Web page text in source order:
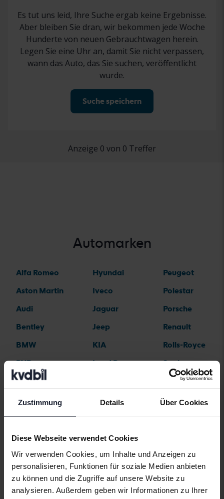
Zustimmung Details Über Cookies
Diese Webseite verwendet Cookies
Wir verwenden Cookies, um Inhalte und Anzeigen zu
personalisieren, Funktionen für soziale Medien anbieten
zu können und die Zugriffe auf unsere Website zu
analysieren. Außerdem geben wir Informationen zu Ihrer
Es tut uns leid, Ihre Suche ergab keine Ergebnisse.
Aber bleiben Sie dran, wir bekommen jede Woche
Hunderte von neuen Gebrauchtwagen herein.
Legen Sie eine Uhr an, damit Sie nicht verpassen,
wann das Auto, das Sie suchen, veröffentlicht
wurde.
Suche speichern
Anzeige 0 von 0 Treffer
Automarken
Alfa Romeo
Aston Martin
Audi
Bentley
BMW
BYD
Cadillac
Chevrolet
Chrysler
Citroen
Dacia
Dodge
Ferrari
Hyundai
Iveco
Jaguar
Jeep
KIA
Land Rover
Lynk&Co
Mazda
Mercedes
MG
MINI
Peugeot
Polestar
Porsche
Renault
Rolls-Royce
Saab
SEAT
Skoda
Tesla
Toyota
Volkswagen